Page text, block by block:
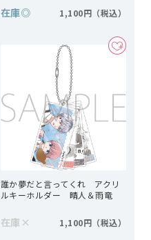
在庫◎ 1,100円
誰か夢だと言ってくれ アクリ
ルキーホルダー 晴人＆雨竜
在庫 × 1,100円